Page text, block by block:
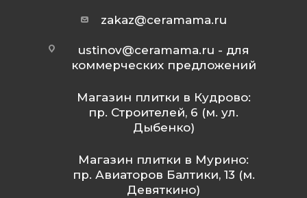
zakaz@ceramama.ru
ustinov@ceramama.ru - для
коммерческих предложений
Магазин плитки в Кудрово:
пр. Строителей, 6 (м. ул.
Дыбенко)
Магазин плитки в Мурино:
пр. Авиаторов Балтики, 13 (м.
Девяткино)